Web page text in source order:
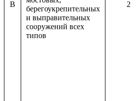
B
берегоукрепительных
и выправительных
сооружений всех
типов
2